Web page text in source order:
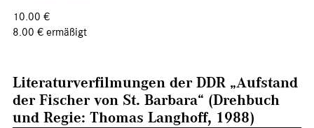
10.00 €
8.00 € ermäßigt
Literaturverfilmungen der DDR „Aufstand
der Fischer von St. Barbara“ (Drehbuch
und Regie: Thomas Langhoff, 1988)